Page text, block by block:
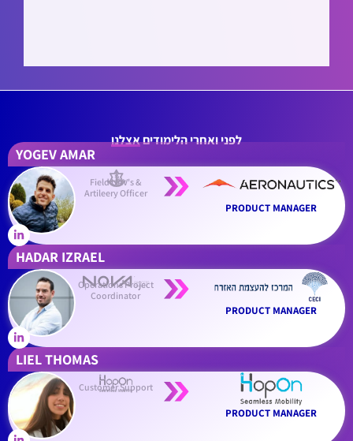
לפני ואחרי הלימודיםאצלנו
YOGEV AMAR
PRODUCT MANAGER
Field UAV's &
Artileery Officer
HADAR IZRAEL
PRODUCT MANAGER
Operations Project
Coordinator
LIEL THOMAS
PRODUCT MANAGER
Customer Support